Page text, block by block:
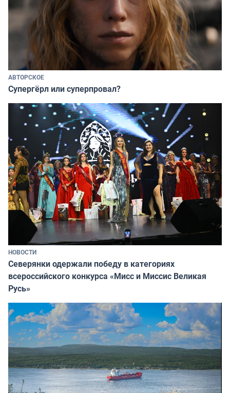
АВТОРСКОЕ
Супергёрл или суперпровал?
НОВОСТИ
Северянки одержали победу в категориях
всероссийского конкурса «Мисс и Миссис Великая
Русь»